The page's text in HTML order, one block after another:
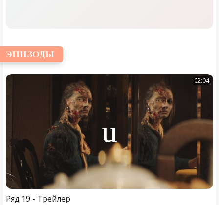
ЭПИЗОДЫ
02:04
Ряд 19 - Трейлер